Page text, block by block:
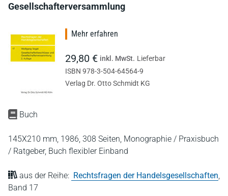
Gesellschafterversammlung
Buch
145X210 mm, 1986, 308 Seiten, Monographie / Praxisbuch
/ Ratgeber, Buch flexibler Einband
aus der Reihe: Rechtsfragen der Handelsgesellschaften
Band 17
Mehr erfahren
29,80 € inkl. MwSt. Lieferbar
ISBN 978-3-504-64564-9
Verlag Dr. Otto Schmidt KG